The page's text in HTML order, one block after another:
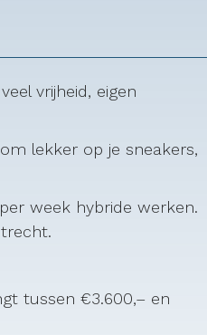
vrijheid, eigen
lekker op je sneakers,
week hybride werken.
tussen €3.600,– en